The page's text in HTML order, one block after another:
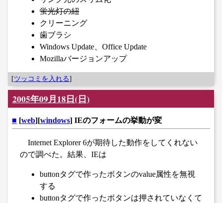
蛍光灯の紐
クリーニング
歯ブラシ
Windows Update、Office Update
Mozillaバージョンアップ
[ツッコミを入れる]
2005年09月18日(日)
■ [web][windows] IEのフォームの挙動が変
Internet Explorer 6が期待した動作をしてくれない
ので調べた。結果、IEは
buttonタグで作ったボタンのvalue属性を無視
する
buttonタグで作ったボタンは押されていなくて